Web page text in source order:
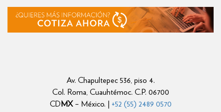
Av. Chapultepec 536, piso 4.
Col. Roma, Cuauhtémoc. C.P. 06700
CDMX– México. | +52 (55) 2489 0570